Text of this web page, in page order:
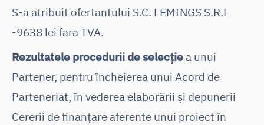
S-a atribuit ofertantului S.C. LEMINGS S.R.L
-9638 lei fara TVA.
Rezultatele procedurii de selecţie a unui
Partener, pentru încheierea unui Acord de
Parteneriat, în vederea elaborării şi depunerii
Cererii de finanţare aferente unui proiect în